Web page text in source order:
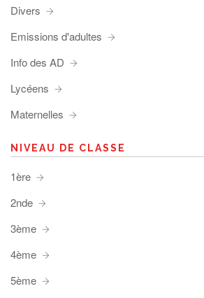
Divers
Emissions d'adultes
Info des AD
Lycéens
Maternelles
NIVEAU DE CLASSE
1ère
2nde
3ème
4ème
5ème